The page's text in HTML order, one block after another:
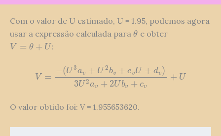
Com o valor de U estimado, U = 1.95, podemos agora
usar a expressão calculada para θ
θ e obter
V = θ + U
V= θ+ U :
V =
−(U 3av + U 2bv + cv U + dv)
3U 2av + 2U bv + cv
+ U
V= −(U3av+U2bv+cvU+dv)3U2av+2Ubv+cv
O valor obtido foi: V = 1.955653620.